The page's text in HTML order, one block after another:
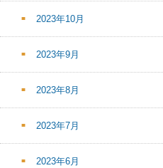
2023年10月
2023年9月
2023年8月
2023年7月
2023年6月